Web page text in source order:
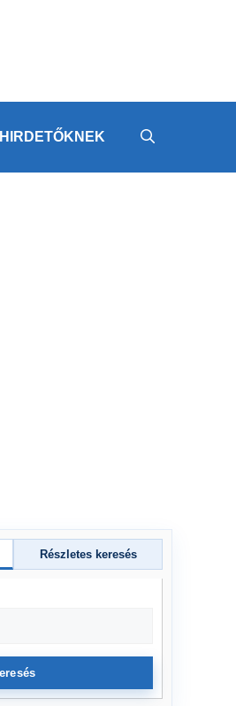
HIRDETŐKNEK
Részletes keresés